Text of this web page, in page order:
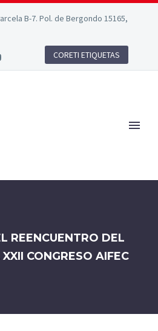
B-7. Pol. de Bergondo 15165,
CORETI ETIQUETAS
REENCUENTRO DEL
CONGRESO AIFEC